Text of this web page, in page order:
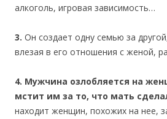
алкоголь, игровая зависимость…
3. Он создает одну семью за
влезая в его отношения с женой,
4. Мужчина озлобляется на
мстит им за то, что мать
находит женщин, похожих на нее,